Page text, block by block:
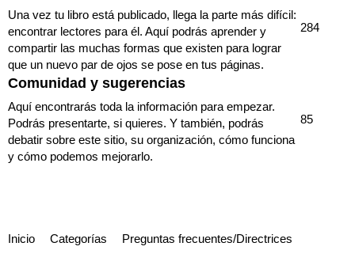
Una vez tu libro está publicado, llega la parte más difícil:
encontrar lectores para él. Aquí podrás aprender y
compartir las muchas formas que existen para lograr
que un nuevo par de ojos se pose en tus páginas.
284
Comunidad y sugerencias
Aquí encontrarás toda la información para empezar.
Podrás presentarte, si quieres. Y también, podrás
debatir sobre este sitio, su organización, cómo funciona
y cómo podemos mejorarlo.
85
Inicio Categorías Preguntas frecuentes/Directrices